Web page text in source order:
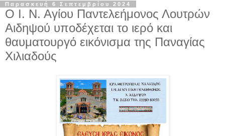
Παρασκευή 6 Σεπτεμβρίου 2024
Ο Ι. Ν. Αγίου Παντελεήμονος Λουτρών
Αιδηψού υποδέχεται το ιερό και
θαυματουργό εικόνισμα της Παναγίας
Χιλιαδούς